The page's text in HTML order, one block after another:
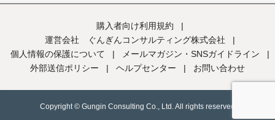
購入者向け利用規約
|
運営会社 ぐんぎんコンサルティング株式会社
|
個人情報の保護について
| メールマガジン・SNSガイドライン
|
外部送信ポリシー
| ヘルプセンター | お問い合わせ
Copyright © Gungin Consulting Co., Ltd. All rights reserved